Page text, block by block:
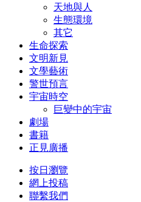
天地與人
生態環境
其它
生命探索
文明新見
文學藝術
警世預言
宇宙時空
巨變中的宇宙
劇場
書籍
正見廣播
按日瀏覽
網上投稿
聯繫我們